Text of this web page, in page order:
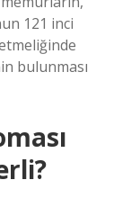
121 inci
bulunması